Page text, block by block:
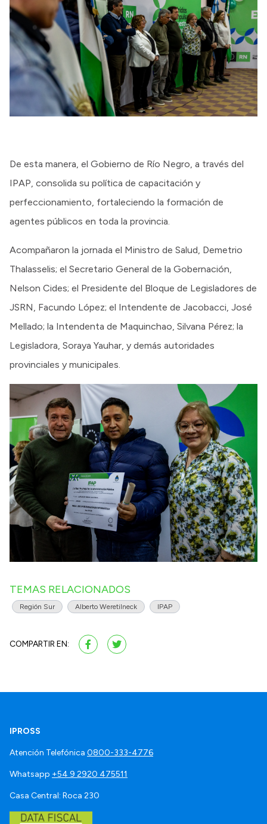
De esta manera, el Gobierno de Río Negro, a través del
IPAP, consolida su política de capacitación y
perfeccionamiento, fortaleciendo la formación de
agentes públicos en toda la provincia.
Acompañaron la jornada el Ministro de Salud, Demetrio
Thalasselis; el Secretario General de la Gobernación,
Nelson Cides; el Presidente del Bloque de Legisladores de
JSRN, Facundo López; el Intendente de Jacobacci, José
Mellado; la Intendenta de Maquinchao, Silvana Pérez; la
Legisladora, Soraya Yauhar, y demás autoridades
provinciales y municipales.
TEMAS RELACIONADOS
Región Sur Alberto Weretilneck IPAP
COMPARTIR EN:
IPROSS
Atención Telefónica 0800-333-4776
Whatsapp +54 9 2920 475511
Casa Central: Roca 230